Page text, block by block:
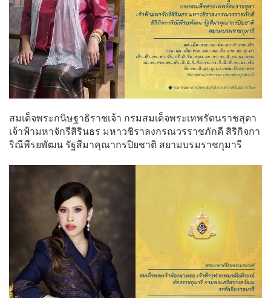
สมเด็จพระกนิษฐาธิราชเจ้า กรมสมเด็จพระเทพรัตนราชสุดา
เจ้าฟ้ามหาจักรีสิรินธร มหาวชิราลงกรณวรราชภักดี สิริกิจกา
ริณีพีรยพัฒน รัฐสีมาคุณากรปิยชาติ สยามบรมราชกุมารี